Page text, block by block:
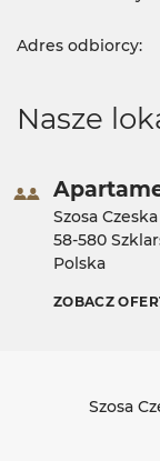
Adres odbiorcy:
Nasze
Szosa
58-580
Polska
ZOBACZ
Szosa